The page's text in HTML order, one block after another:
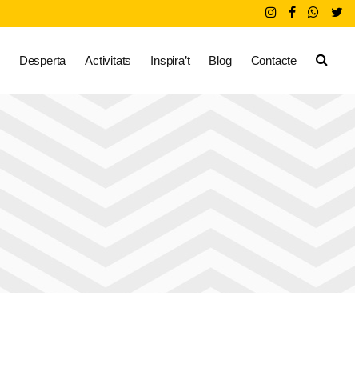
Desperta Activitats Inspira’t Blog Contacte